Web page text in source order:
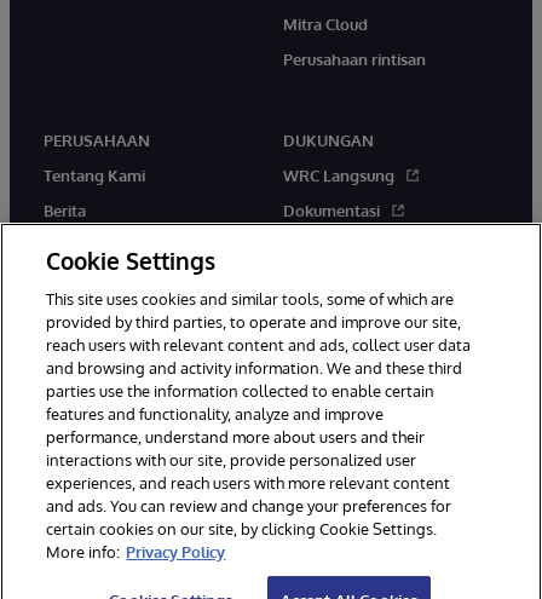
Mitra Cloud
Perusahaan rintisan
PERUSAHAAN
Tentang Kami
Berita
DUKUNGAN
WRC Langsung
Dokumentasi
© 1996-2026 InterSystems Corporation, Boston, MA. Hak Cipta
Dilindungi Undang-Undang.
Pemberitahuan/Syarat & Ketentuan
Pernyataan Privasi
Jaminan
Aksesibilitas
Cookie Settings
This site uses cookies and similar tools, some of which are
provided by third parties, to operate and improve our site,
reach users with relevant content and ads, collect user data
and browsing and activity information. We and these third
parties use the information collected to enable certain
features and functionality, analyze and improve
performance, understand more about users and their
interactions with our site, provide personalized user
experiences, and reach users with more relevant content
and ads. You can review and change your preferences for
certain cookies on our site, by clicking Cookie Settings.
More info: Privacy Policy